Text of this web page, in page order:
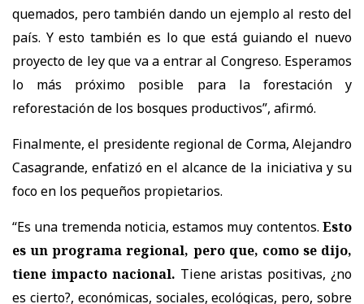
quemados, pero también dando un ejemplo al resto del
país. Y esto también es lo que está guiando el nuevo
proyecto de ley que va a entrar al Congreso. Esperamos
lo más próximo posible para la forestación y
reforestación de los bosques productivos”, afirmó.
Finalmente, el presidente regional de Corma, Alejandro
Casagrande, enfatizó en el alcance de la iniciativa y su
foco en los pequeños propietarios.
“Es una tremenda noticia, estamos muy contentos. Esto
es un programa regional, pero que, como se dijo,
tiene impacto nacional. Tiene aristas positivas, ¿no
es cierto?, económicas, sociales, ecológicas, pero, sobre